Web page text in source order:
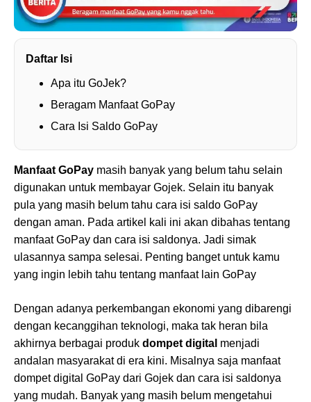
Daftar Isi
Apa itu GoJek?
Beragam Manfaat GoPay
Cara Isi Saldo GoPay
Manfaat GoPay masih banyak yang belum tahu selain
digunakan untuk membayar Gojek. Selain itu banyak
pula yang masih belum tahu cara isi saldo GoPay
dengan aman. Pada artikel kali ini akan dibahas tentang
manfaat GoPay dan cara isi saldonya. Jadi simak
ulasannya sampa selesai. Penting banget untuk kamu
yang ingin lebih tahu tentang manfaat lain GoPay
Dengan adanya perkembangan ekonomi yang dibarengi
dengan kecanggihan teknologi, maka tak heran bila
akhirnya berbagai produk dompet digital menjadi
andalan masyarakat di era kini. Misalnya saja manfaat
dompet digital GoPay dari Gojek dan cara isi saldonya
yang mudah. Banyak yang masih belum mengetahui